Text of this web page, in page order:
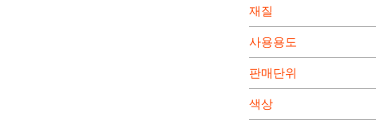
재질
사용용도
판매단위
색상